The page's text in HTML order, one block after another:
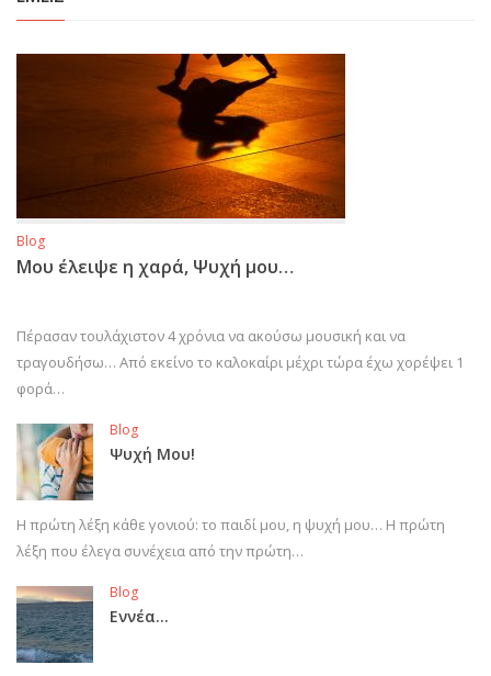
Blog
Μου έλειψε η χαρά, Ψυχή μου…
Πέρασαν τουλάχιστον 4 χρόνια να ακούσω μουσική και να
τραγουδήσω… Από εκείνο το καλοκαίρι μέχρι τώρα έχω χορέψει 1
φορά…
Blog
Ψυχή Μου!
Η πρώτη λέξη κάθε γονιού: το παιδί μου, η ψυχή μου… Η πρώτη
λέξη που έλεγα συνέχεια από την πρώτη…
Blog
Εννέα…